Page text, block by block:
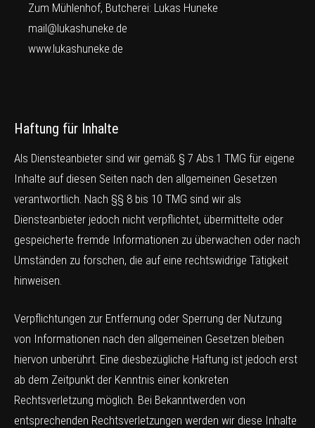
Zum Mühlenhof, Butcherei: Lukas Huneke
mail@lukashuneke.de
www.lukashuneke.de
Haftung für Inhalte
Als Diensteanbieter sind wir gemäß § 7 Abs.1 TMG für eigene
Inhalte auf diesen Seiten nach den allgemeinen Gesetzen
verantwortlich. Nach §§ 8 bis 10 TMG sind wir als
Diensteanbieter jedoch nicht verpflichtet, übermittelte oder
gespeicherte fremde Informationen zu überwachen oder nach
Umständen zu forschen, die auf eine rechtswidrige Tätigkeit
hinweisen.
Verpflichtungen zur Entfernung oder Sperrung der Nutzung
von Informationen nach den allgemeinen Gesetzen bleiben
hiervon unberührt. Eine diesbezügliche Haftung ist jedoch erst
ab dem Zeitpunkt der Kenntnis einer konkreten
Rechtsverletzung möglich. Bei Bekanntwerden von
entsprechenden Rechtsverletzungen werden wir diese Inhalte